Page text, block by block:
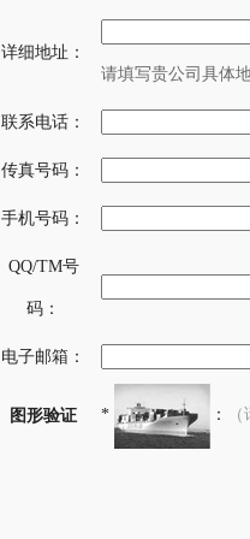
详细地址：
请填写贵公司具体
联系电话：
传真号码：
手机号码：
QQ/TM号
码：
电子邮箱：
图形验证 * ：